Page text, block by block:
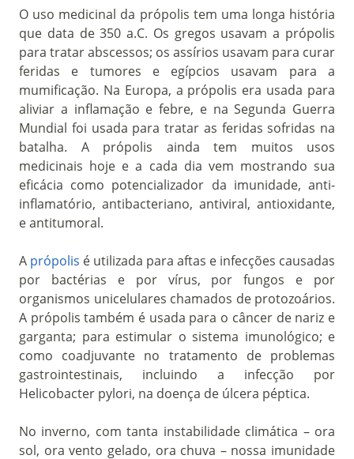
O uso medicinal da própolis tem uma longa história
que data de 350 a.C. Os gregos usavam a própolis
para tratar abscessos; os assírios usavam para curar
feridas e tumores e egípcios usavam para a
mumificação. Na Europa, a própolis era usada para
aliviar a inflamação e febre, e na Segunda Guerra
Mundial foi usada para tratar as feridas sofridas na
batalha. A própolis ainda tem muitos usos
medicinais hoje e a cada dia vem mostrando sua
eficácia como potencializador da imunidade, anti-
inflamatório, antibacteriano, antiviral, antioxidante,
e antitumoral.
A própolis é utilizada para aftas e infecções causadas
por bactérias e por vírus, por fungos e por
organismos unicelulares chamados de protozoários.
A própolis também é usada para o câncer de nariz e
garganta; para estimular o sistema imunológico; e
como coadjuvante no tratamento de problemas
gastrointestinais, incluindo a infecção por
Helicobacter pylori, na doença de úlcera péptica.
No inverno, com tanta instabilidade climática – ora
sol, ora vento gelado, ora chuva – nossa imunidade